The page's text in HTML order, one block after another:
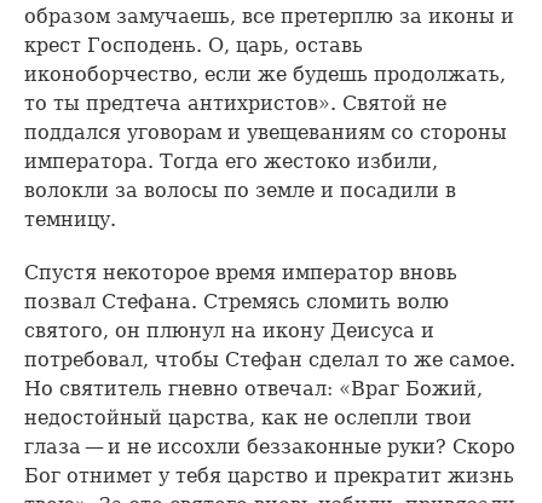
образом замучаешь, все претерплю за иконы и
крест Господень. О, царь, оставь
иконоборчество, если же будешь продолжать,
то ты предтеча антихристов». Святой не
поддался уговорам и увещеваниям со стороны
императора. Тогда его жестоко избили,
волокли за волосы по земле и посадили в
темницу.
Спустя некоторое время император вновь
позвал Стефана. Стремясь сломить волю
святого, он плюнул на икону Деисуса и
потребовал, чтобы Стефан сделал то же самое.
Но святитель гневно отвечал: «Враг Божий,
недостойный царства, как не ослепли твои
глаза — и не иссохли беззаконные руки? Скоро
Бог отнимет у тебя царство и прекратит жизнь